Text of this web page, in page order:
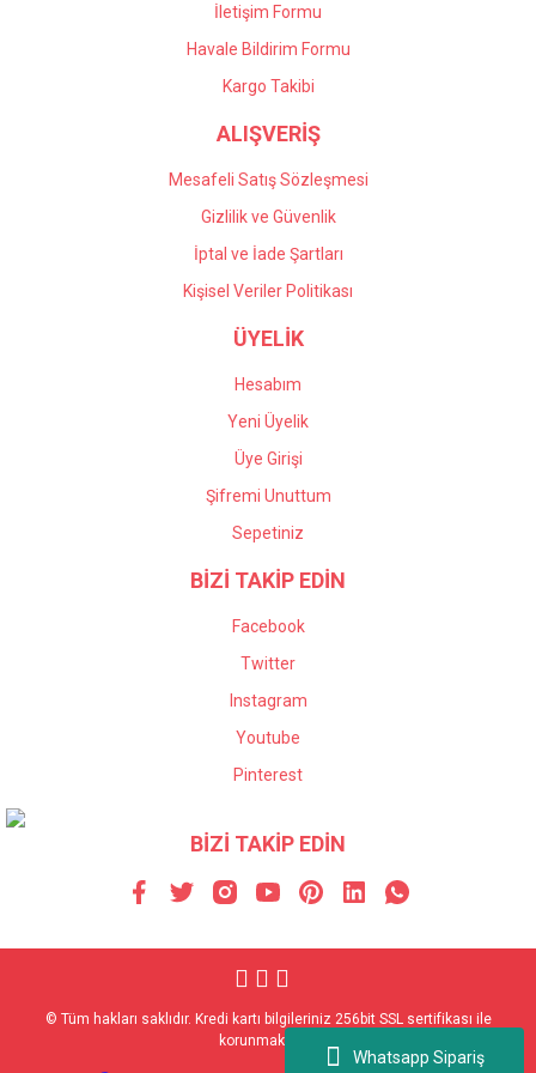
Whatsapp Sipariş
Gönder
İletişim Formu
Havale Bildirim Formu
Kargo Takibi
ALIŞVERİŞ
Mesafeli Satış Sözleşmesi
Gizlilik ve Güvenlik
İptal ve İade Şartları
Kişisel Veriler Politikası
ÜYELİK
Hesabım
Yeni Üyelik
Üye Girişi
Şifremi Unuttum
Sepetiniz
BİZİ TAKİP EDİN
Facebook
Twitter
Instagram
Youtube
Pinterest
BİZİ TAKİP EDİN
© Tüm hakları saklıdır. Kredi kartı bilgileriniz 256bit SSL sertifikası ile
korunmaktadır.